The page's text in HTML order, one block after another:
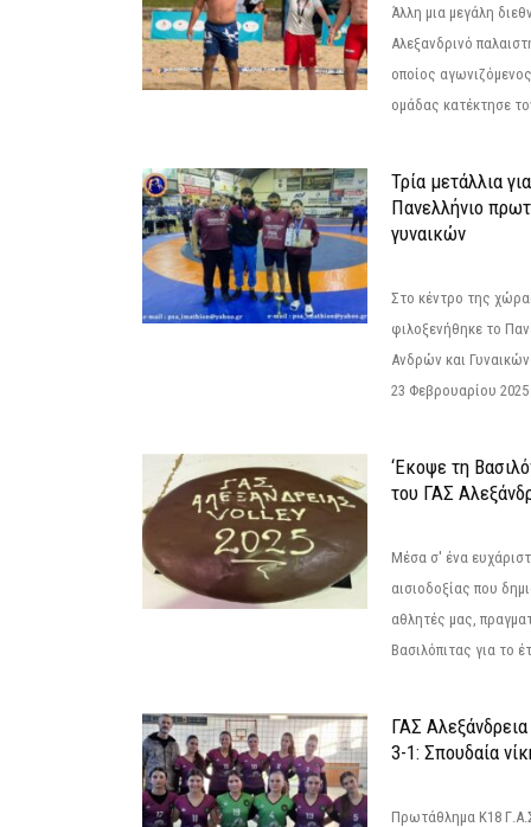
Άλλη μια μεγάλη
Αλεξανδρινό
οποίος
ομάδας κατέκτησε
Τρία μετάλλια
Πανελλήνιο
γυναικών
Στο κέντρο της
φιλοξενήθηκε το
Ανδρών και
23 Φεβρουαρίου
‘Εκοψε τη
του ΓΑΣ
Μέσα σ' ένα
αισιοδοξίας που
αθλητές μας,
Βασιλόπιτας για το
ΓΑΣ
3-1: Σπουδαία
Πρωτάθλημα Κ18